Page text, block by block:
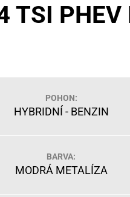
TSI
POHON:
HYBRIDNÍ - BENZIN
BARVA:
MODRÁ METALÍZA